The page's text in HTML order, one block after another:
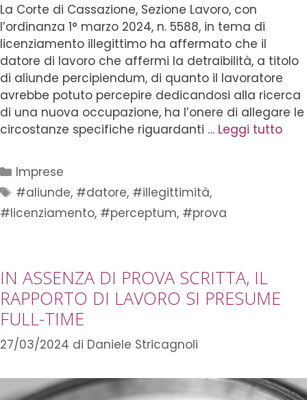
La Corte di Cassazione, Sezione Lavoro, con
l’ordinanza 1° marzo 2024, n. 5588, in tema di
licenziamento illegittimo ha affermato che il
datore di lavoro che affermi la detraibilità, a titolo
di aliunde percipiendum, di quanto il lavoratore
avrebbe potuto percepire dedicandosi alla ricerca
di una nuova occupazione, ha l’onere di allegare le
circostanze specifiche riguardanti … Leggi tutto
Imprese
#aliunde, #datore, #illegittimità,
#licenziamento, #perceptum, #prova
IN ASSENZA DI PROVA SCRITTA, IL
RAPPORTO DI LAVORO SI PRESUME
FULL-TIME
27/03/2024 di Daniele Stricagnoli